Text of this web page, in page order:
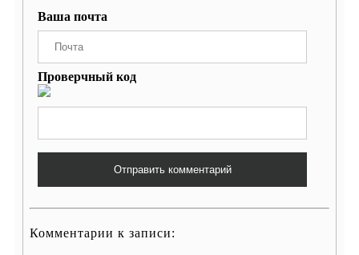
Ваша почта
Проверчный код
Отправить комментарий
Комментарии к записи: